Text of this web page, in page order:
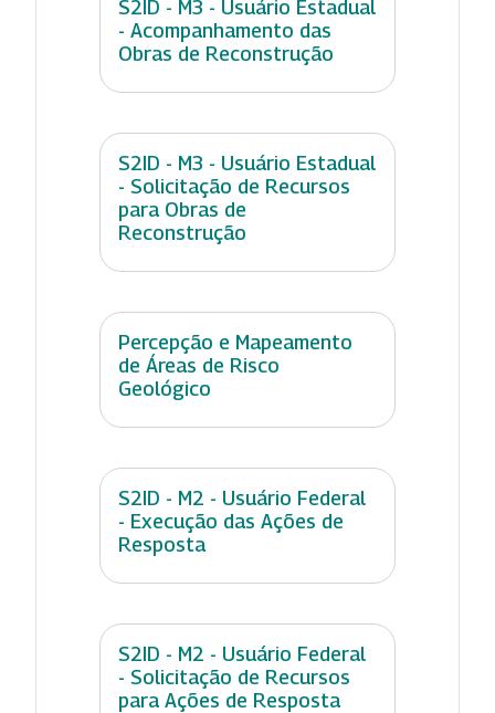
S2ID - M3 - Usuário Estadual
- Acompanhamento das
Obras de Reconstrução
S2ID - M3 - Usuário Estadual
- Solicitação de Recursos
para Obras de
Reconstrução
Percepção e Mapeamento
de Áreas de Risco
Geológico
S2ID - M2 - Usuário Federal
- Execução das Ações de
Resposta
S2ID - M2 - Usuário Federal
- Solicitação de Recursos
para Ações de Resposta